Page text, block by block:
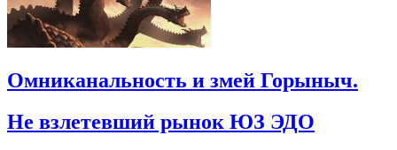
Омниканальность и змей Горыныч.
Не взлетевший рынок ЮЗ ЭДО